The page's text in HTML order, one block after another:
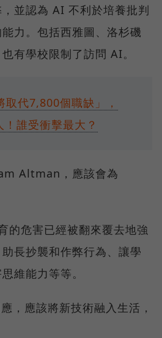
並認為 AI 不利於培養批判
力。包括西雅圖、洛杉磯
有學校限制了訪問 AI。
取代7,800個職缺」，
誰受衝擊最大？
Altman，應該會為
的危害已經被翻來覆去地強
長抄襲和作弊行為、讓學
維能力等等。
，應該將新技術融入生活，